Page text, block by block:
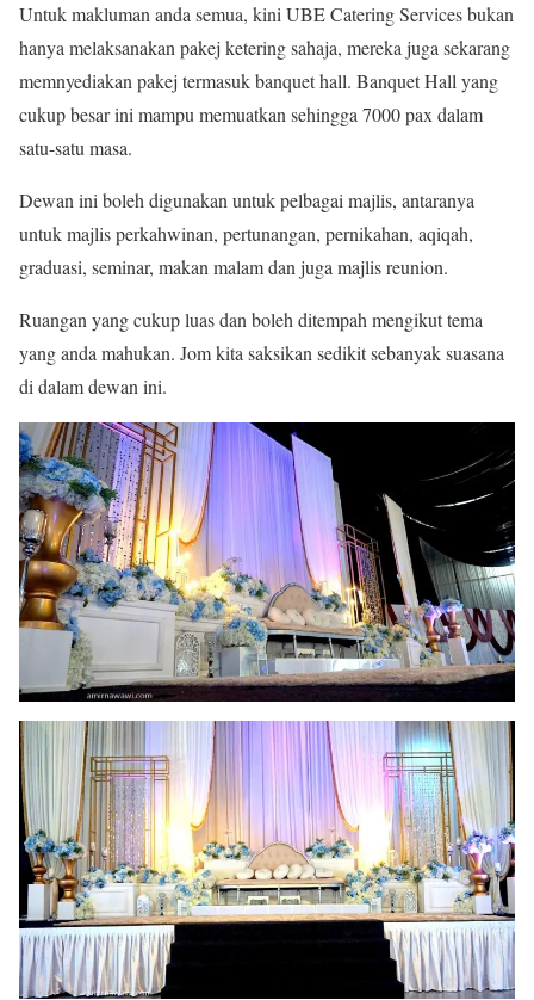
Untuk makluman anda semua, kini UBE Catering Services bukan
hanya melaksanakan pakej ketering sahaja, mereka juga sekarang
memnyediakan pakej termasuk banquet hall. Banquet Hall yang
cukup besar ini mampu memuatkan sehingga 7000 pax dalam
satu-satu masa.
Dewan ini boleh digunakan untuk pelbagai majlis, antaranya
untuk majlis perkahwinan, pertunangan, pernikahan, aqiqah,
graduasi, seminar, makan malam dan juga majlis reunion.
Ruangan yang cukup luas dan boleh ditempah mengikut tema
yang anda mahukan. Jom kita saksikan sedikit sebanyak suasana
di dalam dewan ini.